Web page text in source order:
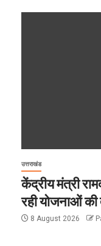
उत्तराखंड
केंद्रीय मंत्री
रही योजनाओं की
8 August 2026